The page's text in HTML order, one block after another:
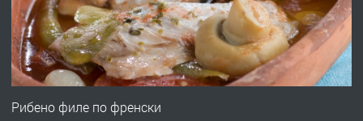
преди 3 дни
ПРЕДЛАГА
№4120 Магазин/Офис под наем в кв.
градската градина!
Рибено филе по френски